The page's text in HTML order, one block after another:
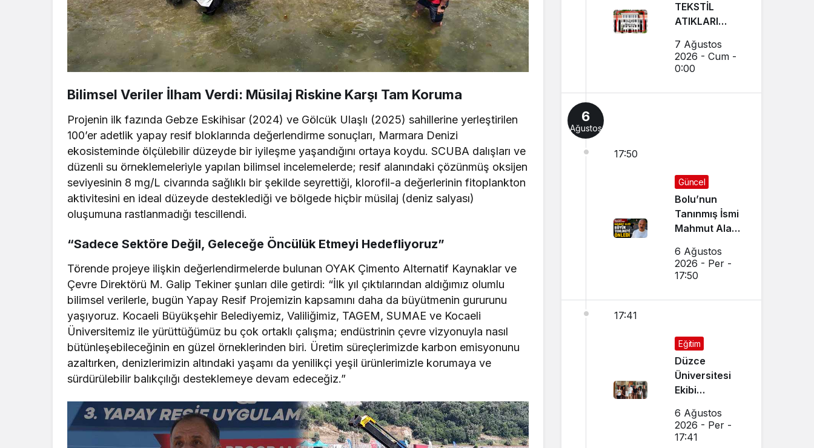
Bilimsel Veriler İlham Verdi: Müsilaj Riskine Karşı Tam Koruma
Projenin ilk fazında Gebze Eskihisar (2024) ve Gölcük Ulaşlı (2025) sahillerine yerleştirilen
100’er adetlik yapay resif bloklarında değerlendirme sonuçları, Marmara Denizi
ekosisteminde ölçülebilir düzeyde bir iyileşme yaşandığını ortaya koydu. SCUBA dalışları ve
düzenli su örneklemeleriyle yapılan bilimsel incelemelerde; resif alanındaki çözünmüş oksijen
seviyesinin 8 mg/L civarında sağlıklı bir şekilde seyrettiği, klorofil-a değerlerinin fitoplankton
aktivitesini en ideal düzeyde desteklediği ve bölgede hiçbir müsilaj (deniz salyası)
oluşumuna rastlanmadığı tescillendi.
“Sadece Sektöre Değil, Geleceğe Öncülük Etmeyi Hedefliyoruz”
Törende projeye ilişkin değerlendirmelerde bulunan OYAK Çimento Alternatif Kaynaklar ve
Çevre Direktörü M. Galip Tekiner şunları dile getirdi: “İlk yıl çıktılarından aldığımız olumlu
bilimsel verilerle, bugün Yapay Resif Projemizin kapsamını daha da büyütmenin gururunu
yaşıyoruz. Kocaeli Büyükşehir Belediyemiz, Valiliğimiz, TAGEM, SUMAE ve Kocaeli
Üniversitemiz ile yürüttüğümüz bu çok ortaklı çalışma; endüstrinin çevre vizyonuyla nasıl
bütünleşebileceğinin en güzel örneklerinden biri. Üretim süreçlerimizde karbon emisyonunu
azaltırken, denizlerimizin altındaki yaşamı da yenilikçi yeşil ürünlerimizle korumaya ve
sürdürülebilir balıkçılığı desteklemeye devam edeceğiz.”
TEKSTİL
ATIKLARI
İHALELERİ
(GEREDE
7 Ağustos
2026 - Cum -
0:00
6
Ağustos
17:50
Güncel
Bolu’nun
Tanınmış İsmi
Mahmut Alan
Tehlikeyi
Önledi
6 Ağustos
2026 - Per -
17:50
17:41
Eğitim
Düzce
Üniversitesi
Ekibi
Ses Verdi
6 Ağustos
2026 - Per -
17:41